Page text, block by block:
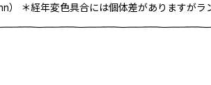
＊経年変色具合には個体差がありますがラ